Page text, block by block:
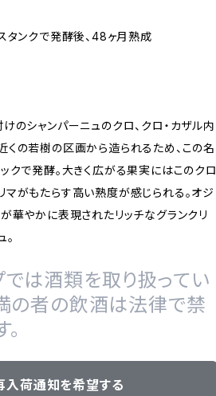
タンクで発酵後、48ヶ月熟成
のシャンパーニュのクロ、クロ・カザル内
くの若樹の区画から造られるため、この名
クで発酵。大きく広がる果実にはこのクロ
がもたらす高い熟度が感じられる。オジ
華やかに表現されたリッチなグランクリ
では酒類を取り扱ってい
の者の飲酒は法律で禁
入荷通知を希望する